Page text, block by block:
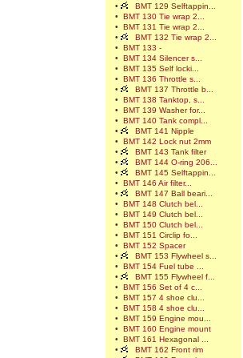
•
BMT 129 Selftappin...
•
BMT 130 Tie wrap 2...
•
BMT 131 Tie wrap 2...
•
BMT 132 Tie wrap 2...
•
BMT 133 -
•
BMT 134 Silencer s...
•
BMT 135 Self locki...
•
BMT 136 Throttle s...
•
BMT 137 Throttle b...
•
BMT 138 Tanktop, s...
•
BMT 139 Washer for...
•
BMT 140 Tank compl...
•
BMT 141 Nipple
•
BMT 142 Lock nut 2mm
•
BMT 143 Tank filter
•
BMT 144 O-ring 206...
•
BMT 145 Selftappin...
•
BMT 146 Air filter...
•
BMT 147 Ball beari...
•
BMT 148 Clutch bel...
•
BMT 149 Clutch bel...
•
BMT 150 Clutch bel...
•
BMT 151 Circlip fo...
•
BMT 152 Spacer
•
BMT 153 Flywheel s...
•
BMT 154 Fuel tube ...
•
BMT 155 Flywheel f...
•
BMT 156 Set of 4 c...
•
BMT 157 4 shoe clu...
•
BMT 158 4 shoe clu...
•
BMT 159 Engine mou...
•
BMT 160 Engine mount
•
BMT 161 Hexagonal ...
•
BMT 162 Front rim